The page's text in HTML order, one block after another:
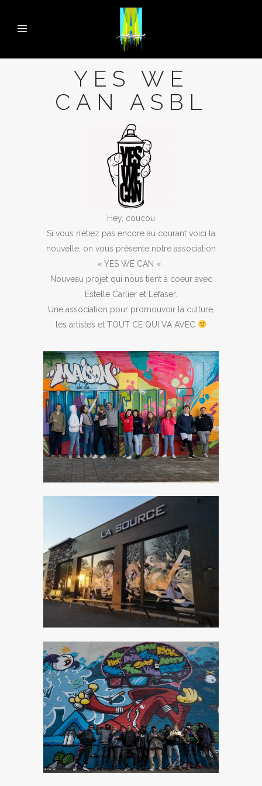
YES WE
CAN ASBL
Hey, coucou
Si vous n’étiez pas encore au courant voici la
nouvelle, on vous présente notre association
« YES WE CAN « .
Nouveau projet qui nous tient à coeur avec
Estelle Carlier et Lefaser.
Une association pour promouvoir la culture,
les artistes et TOUT CE QUI VA AVEC
MAISON DE COHÉSION SOCIALE
Association YES WE CAN asbl
VITRINES DE SOUTIEN AUX
COMMERÇANTS
Association YES WE CAN asbl
BATTLE GRAFFITI
Association YES WE CAN asbl